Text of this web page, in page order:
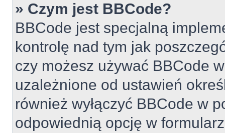
» Czym jest BBCode?
BBCode jest specjalną
kontrolę nad tym jak
czy możesz używać BBCode
uzależnione od ustawień
również wyłączyć BBCode w
odpowiednią opcję w